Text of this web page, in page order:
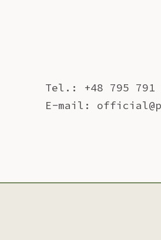
Tel.: +48 795 791
E-mail: